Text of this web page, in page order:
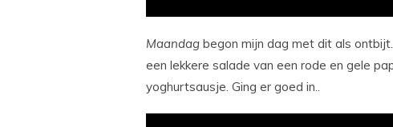
Maandag begon mijn dag met dit als
een lekkere salade van een rode en gele
yoghurtsausje. Ging er goed in..